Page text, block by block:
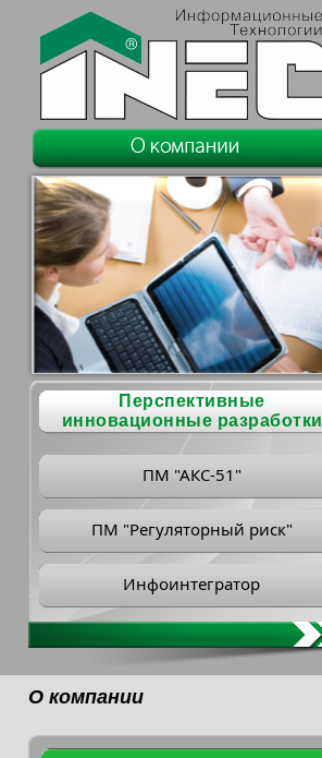
Перспективные
инновационные разработки
ПМ "АКС-51"
ПМ "Регуляторный риск"
Инфоинтегратор
О компании